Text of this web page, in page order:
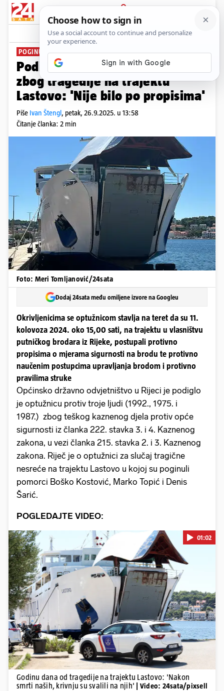
PRIJAVA
News Komentari
POGINULO TROJE MORNARA
Podigli optužnicu protiv trojice
zbog tragedije na trajektu
Lastovo: 'Nije bilo po propisima'
Piše Ivan Štengl, petak, 26.9.2025. u 13:58
Čitanje članka: 2 min
Foto: Meri Tomljanović/24sata
Dodaj 24sata među omiljene izvore na Googleu
Okrivljenicima se optužnicom stavlja na teret da su 11.
kolovoza 2024. oko 15,00 sati, na trajektu u vlasništvu
putničkog brodara iz Rijeke, postupali protivno
propisima o mjerama sigurnosti na brodu te protivno
naučenim postupcima upravljanja brodom i protivno
pravilima struke
Općinsko državno odvjetništvo u Rijeci je podiglo
je optužnicu protiv troje ljudi (1992., 1975. i
1987.) zbog teškog kaznenog djela protiv opće
sigurnosti iz članka 222. stavka 3. i 4. Kaznenog
zakona, u vezi članka 215. stavka 2. i 3. Kaznenog
zakona. Riječ je o optužnici za slučaj tragične
nesreće na trajektu Lastovo u kojoj su poginuli
pomorci Boško Kostović, Marko Topić i Denis
Šarić.
POGLEDAJTE VIDEO:
Pokretanje videa...
01:02
Godinu dana od tragedije na trajektu Lastovo: 'Nakon
smrti naših, krivnju su svalili na njih'
| Video: 24sata/pixsell